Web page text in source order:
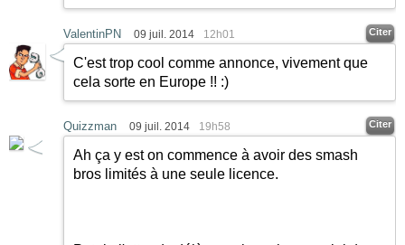
ValentinPN 09 juil. 2014 12h01 Citer
C'est trop cool comme annonce, vivement que
cela sorte en Europe !! :)
Quizzman 09 juil. 2014 19h58 Citer
Ah ça y est on commence à avoir des smash
bros limités à une seule licence.